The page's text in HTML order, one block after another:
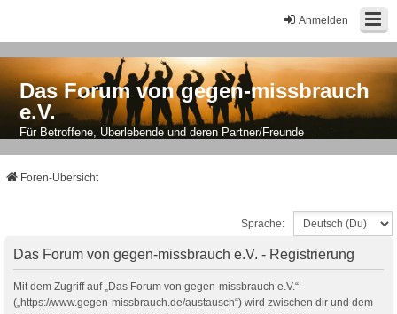
Anmelden
Das Forum von gegen-missbrauch
e.V.
Für Betroffene, Überlebende und deren Partner/Freunde
Foren-Übersicht
Sprache:
Das Forum von gegen-missbrauch e.V. - Registrierung
Mit dem Zugriff auf „Das Forum von gegen-missbrauch e.V.“
(„https://www.gegen-missbrauch.de/austausch“) wird zwischen dir und dem